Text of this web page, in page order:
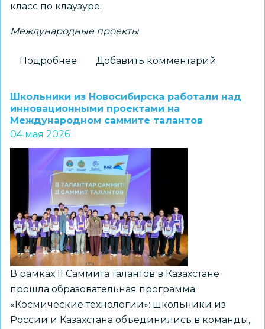
класс по клаузуре.
Международные проекты
Подробнее
«Заельцовский»
принял
участие
международной
профориентационной
программе
Добавить комментарий
Школьники из Новосибирска работали над
инновационными проектами на
Международном саммите талантов
04 мая 2026
В рамках II Саммита талантов в Казахстане
прошла образовательная программа
«Космические технологии»: школьники из
России и Казахстана объединились в команды,